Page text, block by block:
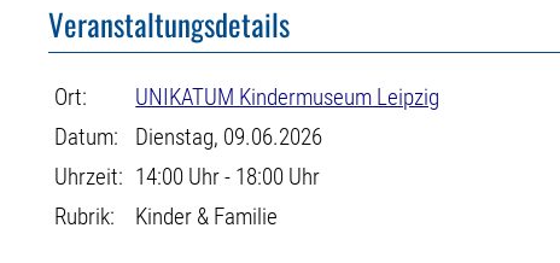
Veranstaltungsdetails
Ort:
UNIKATUM Kindermuseum Leipzig
Datum:
Dienstag, 09.06.2026
Uhrzeit: 14:00 Uhr - 18:00 Uhr
Rubrik:
Kinder & Familie